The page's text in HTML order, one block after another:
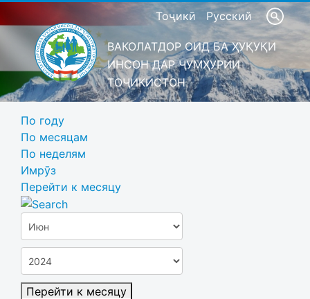
Тоҷикӣ Русский
ВАКОЛАТДОР ОИД БА ҲУҚУҚИ
ИНСОН ДАР ҶУМҲУРИИ
ТОҶИКИСТОН
По году
По месяцам
По неделям
Имрӯз
Перейти к месяцу
Перейти к месяцу